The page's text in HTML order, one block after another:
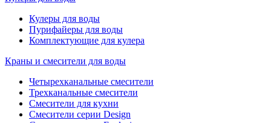
Кулеры для воды
Пурифайеры для воды
Комплектующие для кулера
Краны и смесители для воды
Четырехканальные смесители
Трехканальные смесители
Смесители для кухни
Смесители серии Design